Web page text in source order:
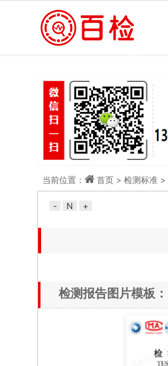
做检测，上百检网！
当前位置： 首页 > 检测标准 >
- N +
检测报告图片模板：